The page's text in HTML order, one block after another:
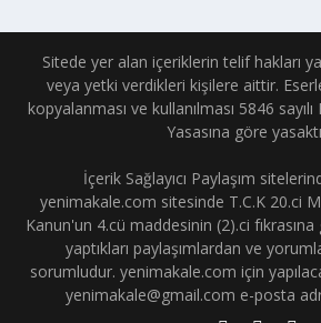
Sitede yer alan içeriklerin telif hakları
veya yetki verdikleri kişilere aittir.
kopyalanması ve kullanılması 5846
Yasasına göre
İçerik Sağlayıcı Paylaşım
yenimakale.com sitesinde T.C.K 20.ci
Kanun'un 4.cü maddesinin (2).ci fıkrasına
yaptıkları paylaşımlardan ve
sorumludur. yenimakale.com için
yenimakale@gmail.com e-posta